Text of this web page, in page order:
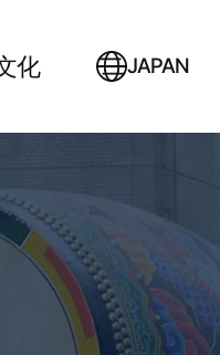
化 JAPAN